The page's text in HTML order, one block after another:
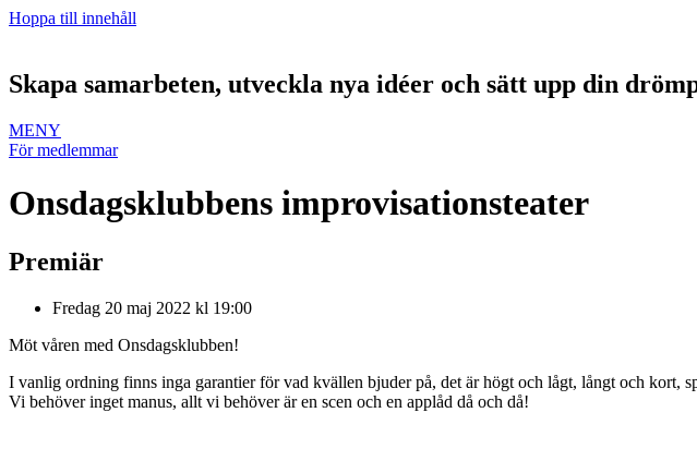
Hoppa till innehåll
Skapa samarbeten, utveckla nya idéer och sätt upp din
MENY
För medlemmar
Onsdagsklubbens improvisationsteater
Premiär
Fredag 20 maj 2022 kl 19:00
Möt våren med Onsdagsklubben!
I vanlig ordning finns inga garantier för vad kvällen bjuder på, det är högt och lågt, långt och kort,
Vi behöver inget manus, allt vi behöver är en scen och en applåd då och då!